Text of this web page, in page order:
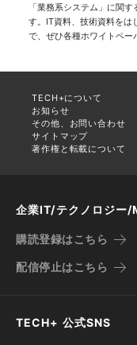
「業務系システム」に関
す。IT資料、技術資料をは
で、ぜひ各種ホワイトペー
TECH+について
お知らせ
その他、お問い合わせ
サイトマップ
著作権と転載について
企業IT/テクノロジー
購読登録はこちら
配信停止はこちら
TECH+ 公式SNS